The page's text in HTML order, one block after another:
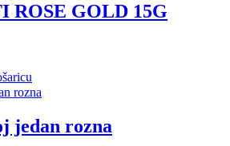
ROSE GOLD 15G
jedan rozna